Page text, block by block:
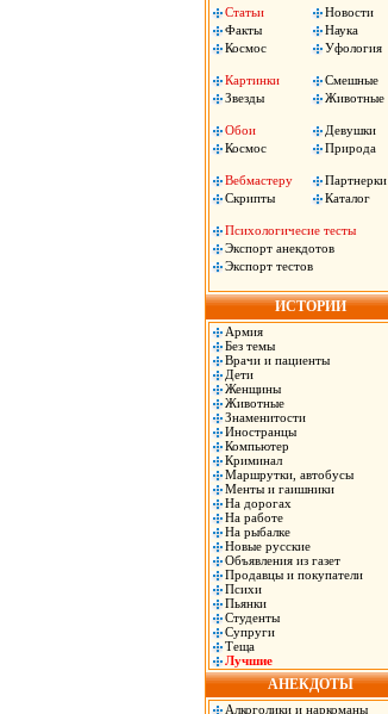
Статьи
Новости
Факты
Наука
Космос
Уфология
Картинки
Смешные
Звезды
Животные
Обои
Девушки
Космос
Природа
Вебмастеру
Партнерки
Скрипты
Каталог
Психологичесие тесты
Экспорт анекдотов
Экспорт тестов
ИСТОРИИ
Армия
Без темы
Врачи и пациенты
Дети
Женщины
Животные
Знаменитости
Иностранцы
Компьютер
Криминал
Маршрутки, автобусы
Менты и гаишники
На дорогах
На работе
На рыбалке
Новые русские
Объявления из газет
Продавцы и покупатели
Психи
Пьянки
Студенты
Супруги
Теща
Лучшие
АНЕКДОТЫ
Алкоголики и наркоманы